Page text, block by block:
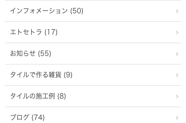
インフォメーション (50)
エトセトラ (17)
お知らせ (55)
タイルで作る雑貨 (9)
タイルの施工例 (8)
ブログ (74)